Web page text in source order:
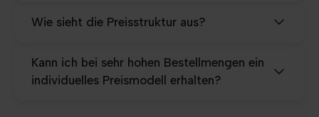
Wie sieht die Preisstruktur aus?
Kann ich bei sehr hohen Bestellmengen ein
individuelles Preismodell erhalten?